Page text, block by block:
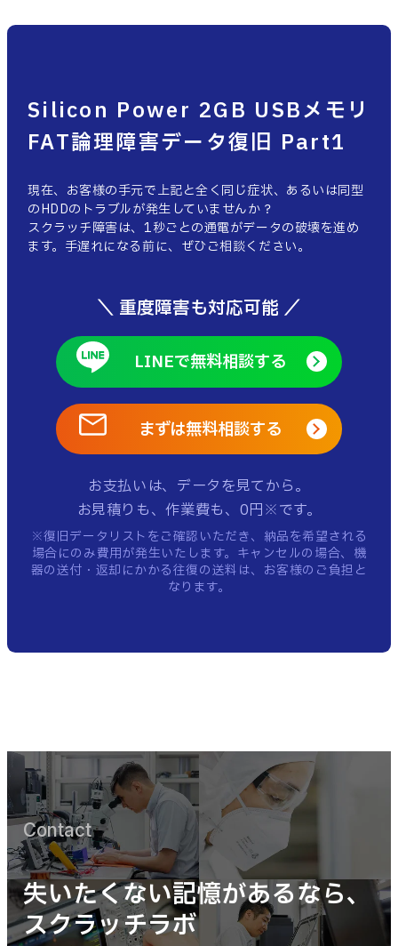
Silicon Power 2GB USBメモリ
FAT論理障害データ復旧 Part1
現在、お客様の手元で上記と全く同じ症状、あるいは同型
のHDDのトラブルが発生していませんか？
スクラッチ障害は、1秒ごとの通電がデータの破壊を進め
ます。手遅れになる前に、ぜひご相談ください。
＼ 重度障害も対応可能 ／
LINEで無料相談する
まずは無料相談する
お支払いは、データを見てから。
お見積りも、作業費も、0円※です。
※復旧データリストをご確認いただき、納品を希望される
場合にのみ費用が発生いたします。 キャンセルの場合、機
器の送付・返却にかかる往復の送料は、お客様のご負担と
なります。
失いたくない記憶があるなら、
スクラッチラボ
Contact